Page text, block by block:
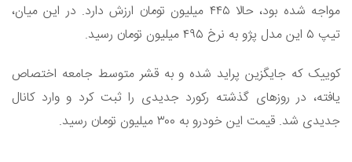
مواجه شده بود، حالا ۴۴۵ میلیون تومان ارزش دارد. در این میان،
تیپ ۵ این مدل پژو به نرخ ۴۹۵ میلیون تومان رسید.
کوییک که جایگزین پراید شده و به قشر متوسط جامعه اختصاص
یافته، در روزهای گذشته رکورد جدیدی را ثبت کرد و وارد کانال
جدیدی شد. قیمت این خودرو به ۳۰۰ میلیون تومان رسید.